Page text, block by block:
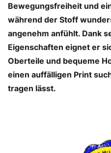
Bewegungsfreiheit und
während der Stoff
angenehm anfühlt. Dank
Eigenschaften eignet er
Oberteile und bequeme
einen auffälligen Print
tragen lässt.